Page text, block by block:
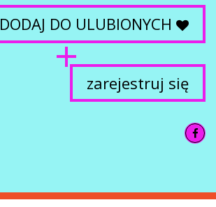
DODAJ DO ULUBIONYCH
zarejestruj się